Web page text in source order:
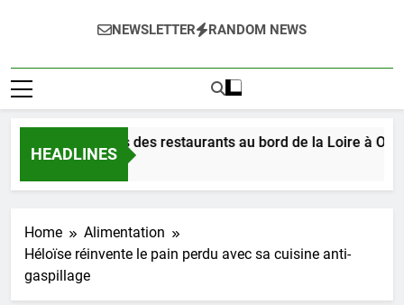
NEWSLETTER RANDOM NEWS
HEADLINES
les délices des restaurants au bord de la Loire à Orléans
Home
Alimentation
Héloïse réinvente le pain perdu avec sa cuisine anti-
gaspillage